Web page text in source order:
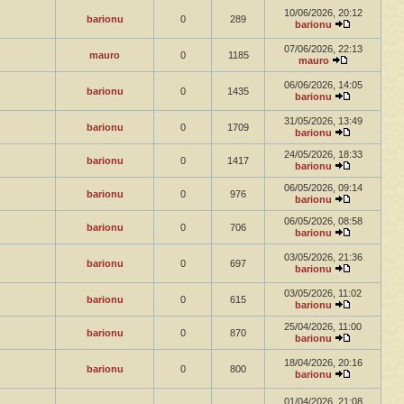
barionu 0 289
10/06/2026, 20:12
barionu
mauro 0 1185
07/06/2026, 22:13
mauro
barionu 0 1435
06/06/2026, 14:05
barionu
barionu 0 1709
31/05/2026, 13:49
barionu
barionu 0 1417
24/05/2026, 18:33
barionu
barionu 0 976
06/05/2026, 09:14
barionu
barionu 0 706
06/05/2026, 08:58
barionu
barionu 0 697
03/05/2026, 21:36
barionu
barionu 0 615
03/05/2026, 11:02
barionu
barionu 0 870
25/04/2026, 11:00
barionu
barionu 0 800
18/04/2026, 20:16
barionu
01/04/2026, 21:08